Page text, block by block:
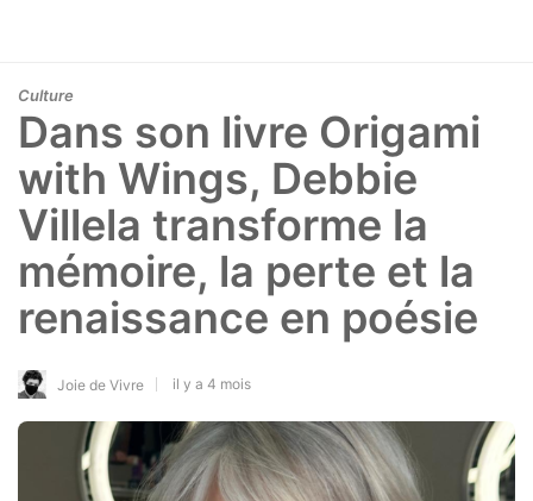
Culture
Dans son livre Origami
with Wings, Debbie
Villela transforme la
mémoire, la perte et la
renaissance en poésie
Joie de Vivre il y a 4 mois